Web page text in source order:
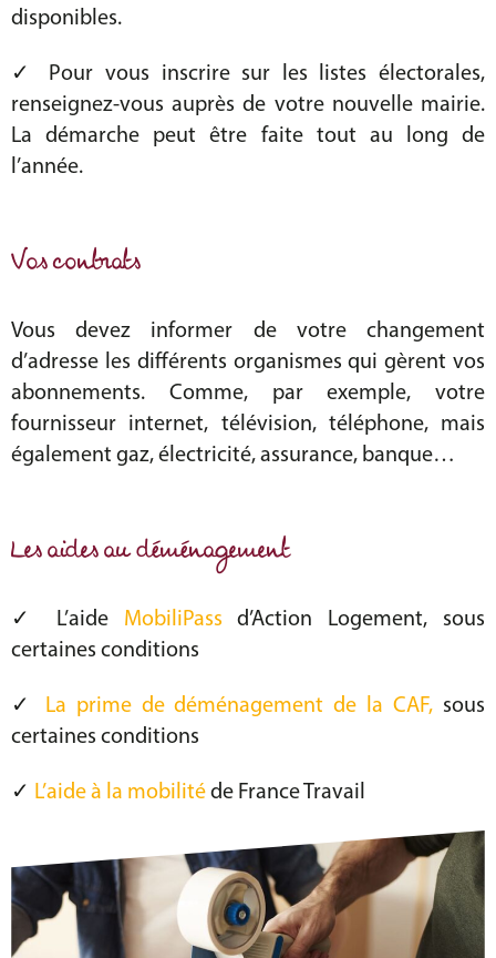
disponibles.
✓ Pour vous inscrire sur les listes électorales,
renseignez-vous auprès de votre nouvelle mairie.
La démarche peut être faite tout au long de
l’année.
Vos contrats
Vous devez informer de votre changement
d’adresse les différents organismes qui gèrent vos
abonnements. Comme, par exemple, votre
fournisseur internet, télévision, téléphone, mais
également gaz, électricité, assurance, banque…
Les aides au déménagement
✓ L’aide MobiliPassd’Action Logement, sous
certaines conditions
✓ La prime de déménagement de la CAF, sous
certaines conditions
✓ L’aide à la mobilité de France Travail